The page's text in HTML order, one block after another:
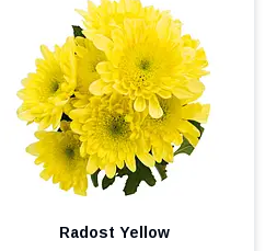
Radost Yellow